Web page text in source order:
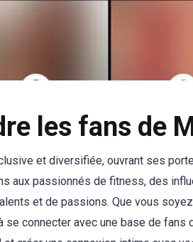
les fans de
et diversifiée, ouvrant ses
aux passionnés de fitness, des
et de passions. Que vous
se connecter avec une base de